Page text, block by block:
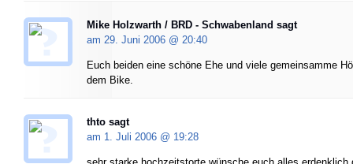
Mike Holzwarth / BRD - Schwabenland sagt
am 29. Juni 2006 @ 20:40
Euch beiden eine schöne Ehe und viele gemeinsamme
dem Bike.
thto sagt
am 1. Juli 2006 @ 19:28